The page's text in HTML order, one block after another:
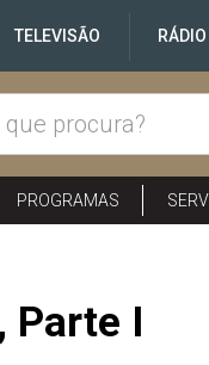
TELEVISÃO RÁDIO
PROGRAMAS
Parte I